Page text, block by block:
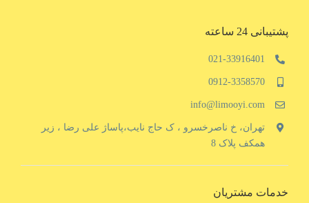
پشتیبانی 24 ساعته
021-33916401
0912-3358570
info@limooyi.com
تهران، خ ناصرخسرو ، ک حاج نایب،پاساژ علی رضا ، زیر
همکف پلاک 8
خدمات مشتریان